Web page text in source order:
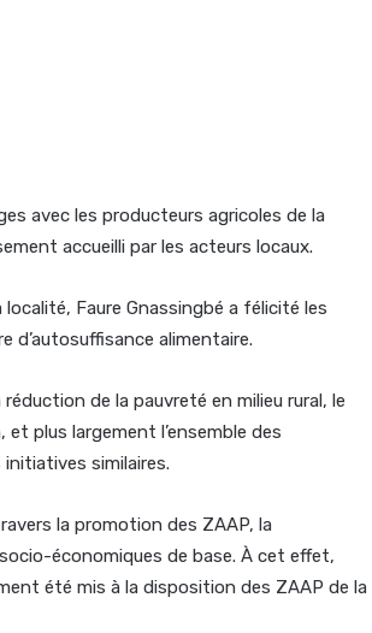
avec les producteurs agricoles de la
accueilli par les acteurs locaux.
Faure Gnassingbé a félicité les
d’autosuffisance alimentaire.
de la pauvreté en milieu rural, le
plus largement l’ensemble des
initiatives similaires.
la promotion des ZAAP, la
économiques de base. À cet effet,
été mis à la disposition des ZAAP de la